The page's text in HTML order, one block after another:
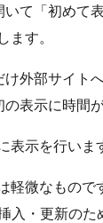
て「初めて
す。
外部サイト
表示に時間が
示を行いま
軽微なもの
・更新のた